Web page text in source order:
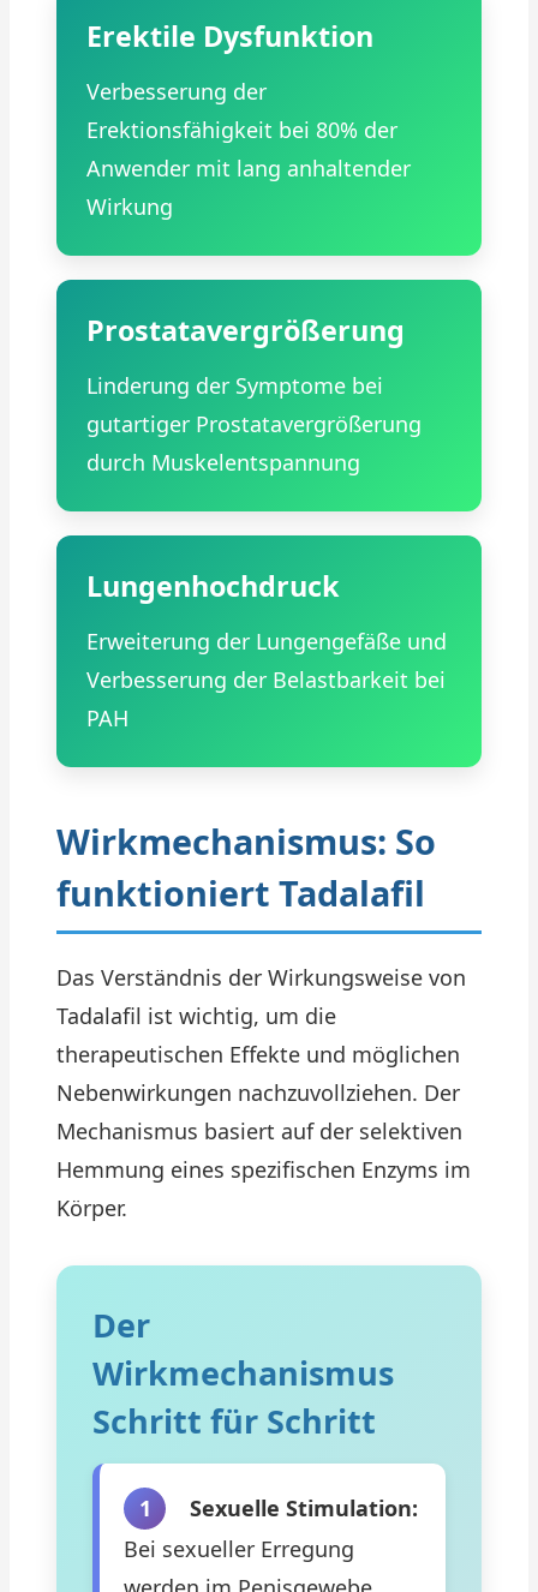
Erektile Dysfunktion
Verbesserung der
Erektionsfähigkeit bei 80% der
Anwender mit lang anhaltender
Wirkung
Prostatavergrößerung
Linderung der Symptome bei
gutartiger Prostatavergrößerung
durch Muskelentspannung
Lungenhochdruck
Erweiterung der Lungengefäße und
Verbesserung der Belastbarkeit bei
PAH
Wirkmechanismus: So
funktioniert Tadalafil
Das Verständnis der Wirkungsweise von
Tadalafil ist wichtig, um die
therapeutischen Effekte und möglichen
Nebenwirkungen nachzuvollziehen. Der
Mechanismus basiert auf der selektiven
Hemmung eines spezifischen Enzyms im
Körper.
Der
Wirkmechanismus
Schritt für Schritt
1
Sexuelle Stimulation:
Bei sexueller Erregung